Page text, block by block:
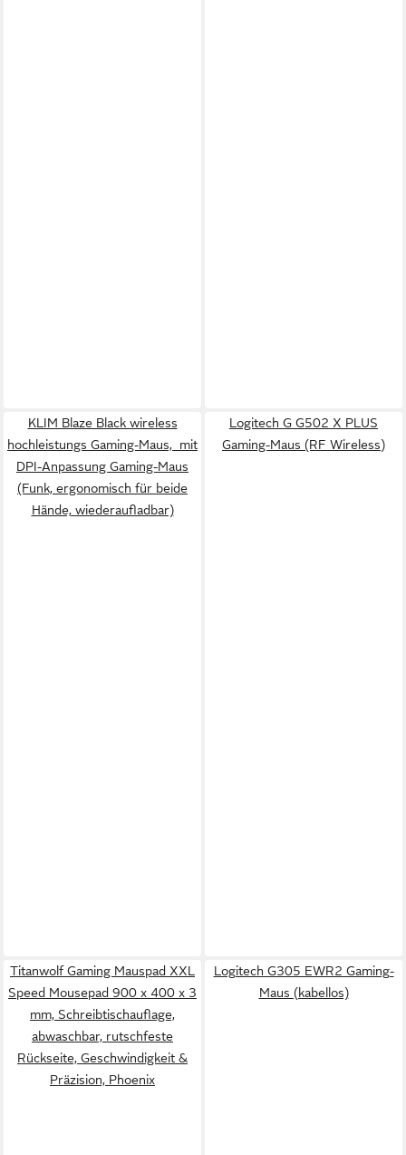
KLIM Blaze Black wireless
hochleistungs Gaming-Maus, mit
DPI-Anpassung Gaming-Maus
(Funk, ergonomisch für beide
Hände, wiederaufladbar)
Logitech G G502 X PLUS
Gaming-Maus (RF Wireless)
Titanwolf Gaming Mauspad XXL
Speed Mousepad 900 x 400 x 3
mm, Schreibtischauflage,
abwaschbar, rutschfeste
Rückseite, Geschwindigkeit &
Präzision, Phoenix
Logitech G305 EWR2 Gaming-
Maus (kabellos)